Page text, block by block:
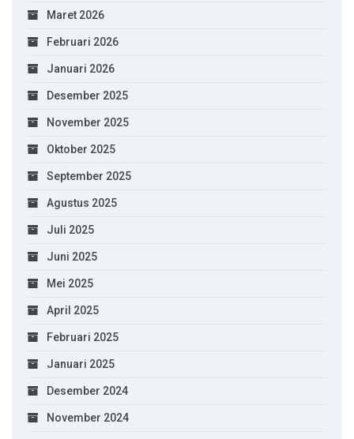
Maret 2026
Februari 2026
Januari 2026
Desember 2025
November 2025
Oktober 2025
September 2025
Agustus 2025
Juli 2025
Juni 2025
Mei 2025
April 2025
Februari 2025
Januari 2025
Desember 2024
November 2024